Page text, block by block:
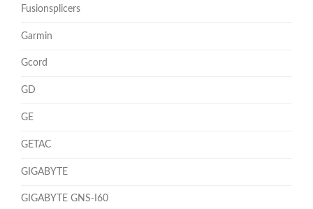
Fusionsplicers
Garmin
Gcord
GD
GE
GETAC
GIGABYTE
GIGABYTE GNS-I60